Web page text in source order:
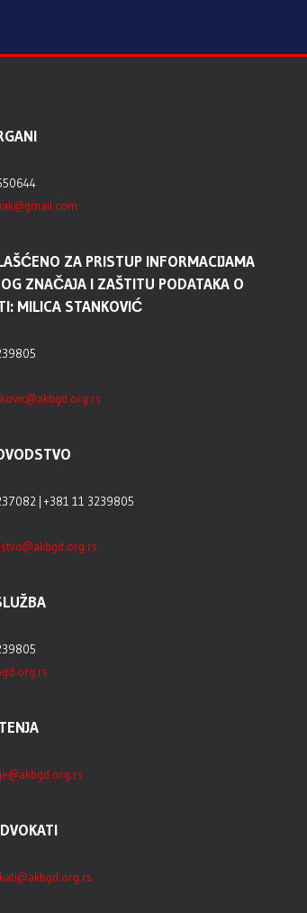
ZA PRISTUP INFORMACIJAMA
ZNAČAJA I ZAŠTITU PODATAKA O
MILICA STANKOVIĆ
| +381 11 3239805